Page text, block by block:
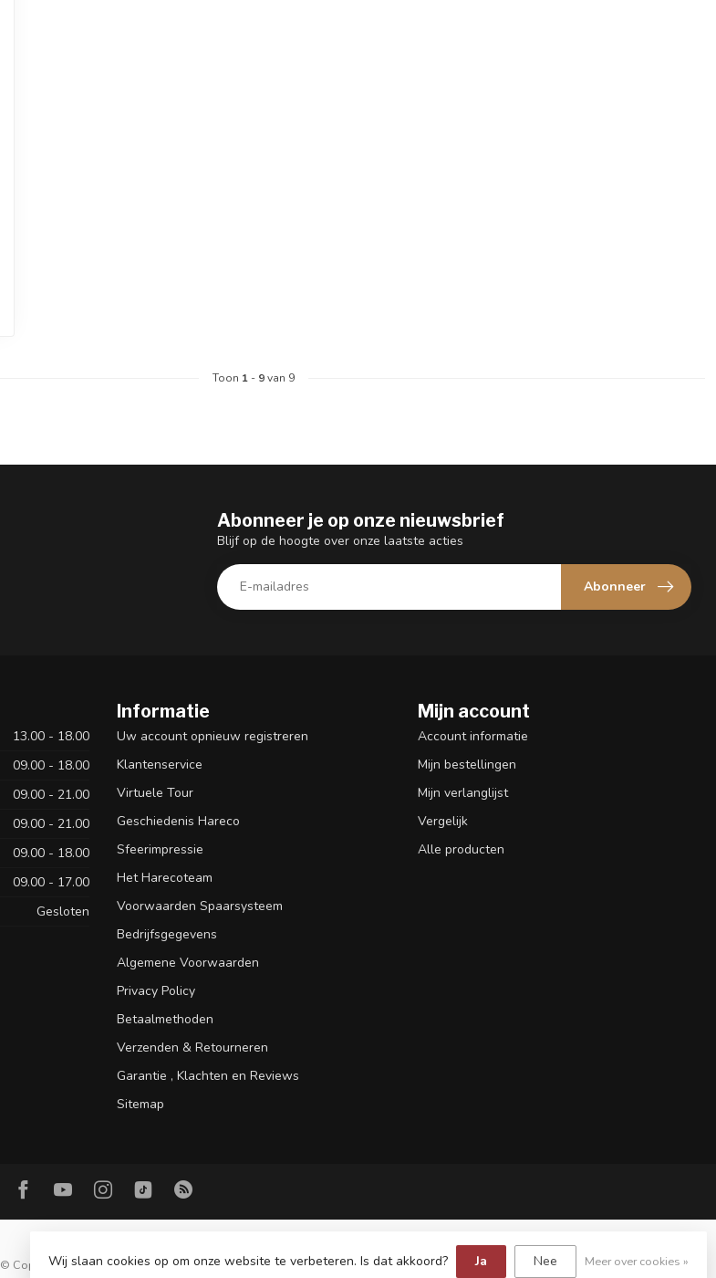
Toon 1 - 9van 9
Abonneer je op onze nieuwsbrief
Blijf op de hoogte over onze laatste acties
Abonneer
13.00 - 18.00
09.00 - 18.00
09.00 - 21.00
09.00 - 21.00
09.00 - 18.00
09.00 - 17.00
Gesloten
Informatie
Uw account opnieuw registreren
Klantenservice
Virtuele Tour
Geschiedenis Hareco
Sfeerimpressie
Het Harecoteam
Voorwaarden Spaarsysteem
Bedrijfsgegevens
Algemene Voorwaarden
Privacy Policy
Betaalmethoden
Verzenden & Retourneren
Garantie , Klachten en Reviews
Sitemap
Mijn account
Account informatie
Mijn bestellingen
Mijn verlanglijst
Vergelijk
Alle producten
© Copyright 2026 Hareco Hengelsport
Wij slaan cookies op om onze website te verbeteren. Is dat akkoord? Ja Nee Meer over cookies »